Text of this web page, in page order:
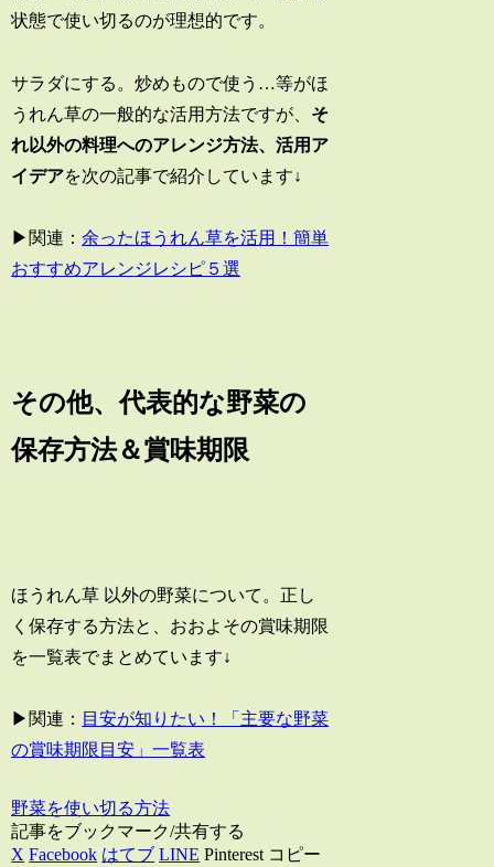
状態で使い切るのが理想的です。
サラダにする。炒めもので使う…等がほ
うれん草の一般的な活用方法ですが、 そ
れ以外の料理へのアレンジ方法、活用ア
イデアを次の記事で紹介しています↓
▶関連：余ったほうれん草を活用！簡単
おすすめアレンジレシピ５選
その他、代表的な野菜の
保存方法＆賞味期限
ほうれん草 以外の野菜について。正し
く保存する方法と、おおよその賞味期限
を一覧表でまとめています↓
▶関連： 目安が知りたい！「主要な野菜
の賞味期限目安」一覧表
野菜を使い切る方法
記事をブックマーク/共有する
X Facebook はてブ LINE Pinterest コピー